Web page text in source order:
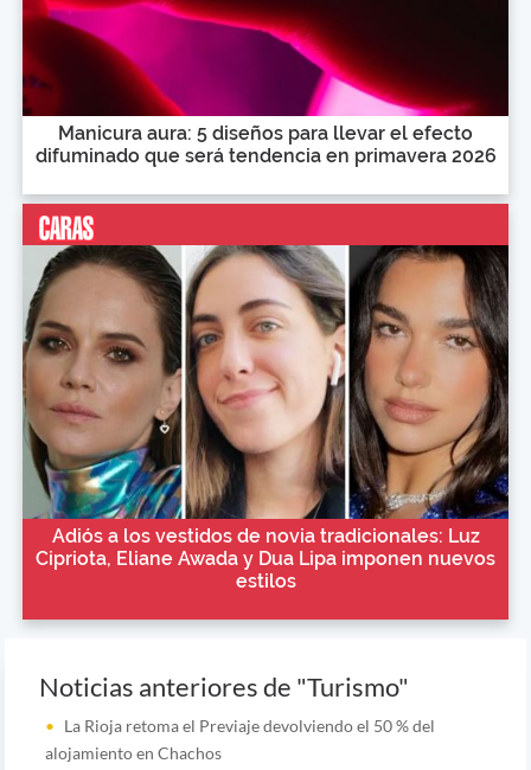
Manicura aura: 5 diseños para llevar el efecto
difuminado que será tendencia en primavera 2026
Adiós a los vestidos de novia tradicionales: Luz
Cipriota, Eliane Awada y Dua Lipa imponen nuevos
estilos
Noticias anteriores de "Turismo"
La Rioja retoma el Previaje devolviendo el 50 % del
alojamiento en Chachos